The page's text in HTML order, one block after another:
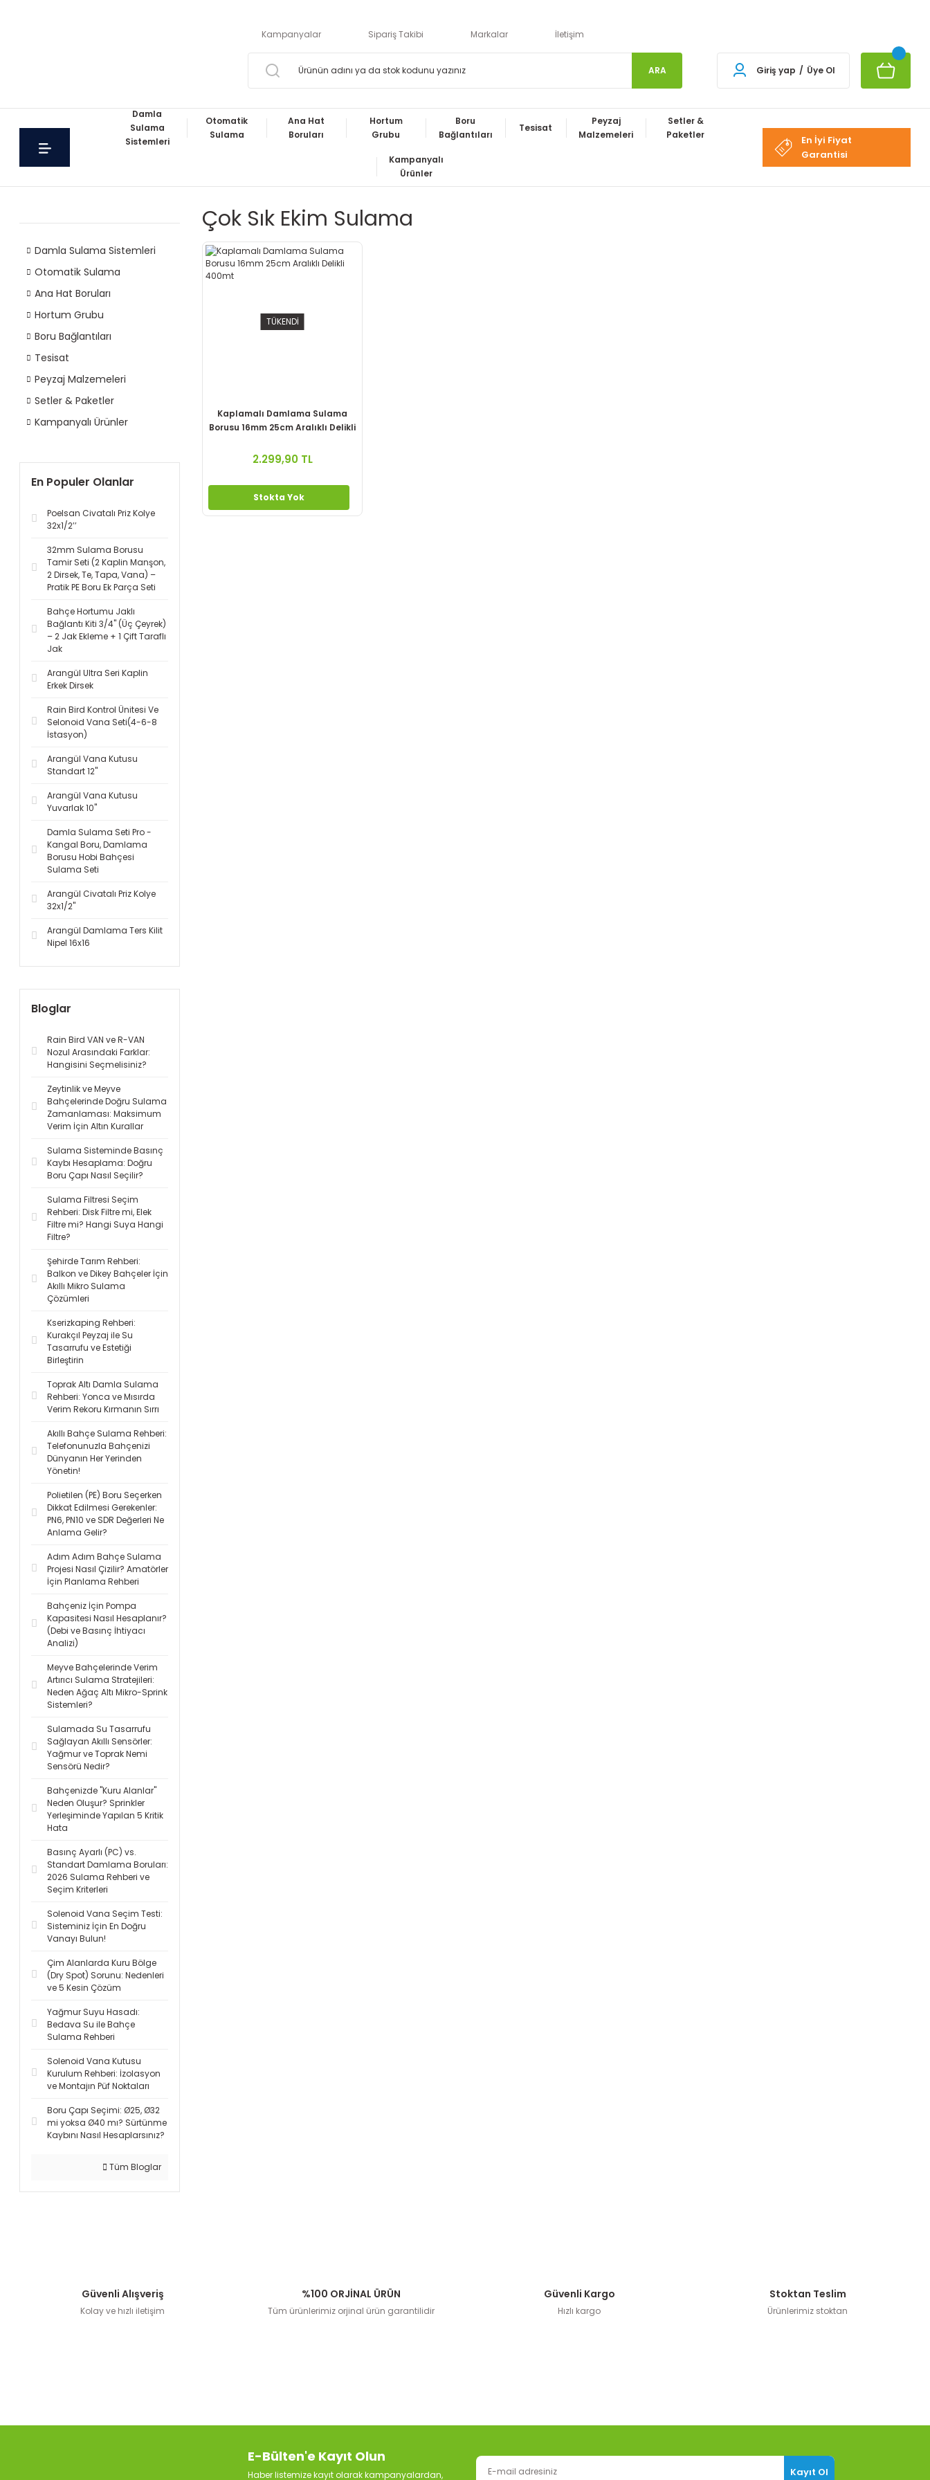
Kampanyalar Sipariş Takibi Markalar İletişim
ARA Giriş yap / Üye Ol
Damla
Sulama
Sistemleri
Otomatik
Sulama
Ana Hat
Boruları
Hortum
Grubu
Boru
Bağlantıları
Tesisat
Peyzaj
Malzemeleri
Setler &
Paketler
Kampanyalı
Ürünler
En İyi Fiyat
Garantisi
Damla Sulama Sistemleri
Otomatik Sulama
Ana Hat Boruları
Hortum Grubu
Boru Bağlantıları
Tesisat
Peyzaj Malzemeleri
Setler & Paketler
Kampanyalı Ürünler
En Populer Olanlar
Poelsan Civatalı Priz Kolye
32x1/2’’
32mm Sulama Borusu
Tamir Seti (2 Kaplin Manşon,
2 Dirsek, Te, Tapa, Vana) –
Pratik PE Boru Ek Parça Seti
Bahçe Hortumu Jaklı
Bağlantı Kiti 3/4'' (Üç Çeyrek)
– 2 Jak Ekleme + 1 Çift Taraflı
Jak
Arangül Ultra Seri Kaplin
Erkek Dirsek
Rain Bird Kontrol Ünitesi Ve
Selonoid Vana Seti(4-6-8
İstasyon)
Arangül Vana Kutusu
Standart 12''
Arangül Vana Kutusu
Yuvarlak 10''
Damla Sulama Seti Pro -
Kangal Boru, Damlama
Borusu Hobi Bahçesi
Sulama Seti
Arangül Civatalı Priz Kolye
32x1/2''
Arangül Damlama Ters Kilit
Nipel 16x16
Bloglar
Rain Bird VAN ve R-VAN
Nozul Arasındaki Farklar:
Hangisini Seçmelisiniz?
Zeytinlik ve Meyve
Bahçelerinde Doğru Sulama
Zamanlaması: Maksimum
Verim İçin Altın Kurallar
Sulama Sisteminde Basınç
Kaybı Hesaplama: Doğru
Boru Çapı Nasıl Seçilir?
Sulama Filtresi Seçim
Rehberi: Disk Filtre mi, Elek
Filtre mi? Hangi Suya Hangi
Filtre?
Şehirde Tarım Rehberi:
Balkon ve Dikey Bahçeler İçin
Akıllı Mikro Sulama
Çözümleri
Kserizkaping Rehberi:
Kurakçıl Peyzaj ile Su
Tasarrufu ve Estetiği
Birleştirin
Toprak Altı Damla Sulama
Rehberi: Yonca ve Mısırda
Verim Rekoru Kırmanın Sırrı
Akıllı Bahçe Sulama Rehberi:
Telefonunuzla Bahçenizi
Dünyanın Her Yerinden
Yönetin!
Polietilen (PE) Boru Seçerken
Dikkat Edilmesi Gerekenler:
PN6, PN10 ve SDR Değerleri Ne
Anlama Gelir?
Adım Adım Bahçe Sulama
Projesi Nasıl Çizilir? Amatörler
İçin Planlama Rehberi
Bahçeniz İçin Pompa
Kapasitesi Nasıl Hesaplanır?
(Debi ve Basınç İhtiyacı
Analizi)
Meyve Bahçelerinde Verim
Artırıcı Sulama Stratejileri:
Neden Ağaç Altı Mikro-Sprink
Sistemleri?
Sulamada Su Tasarrufu
Sağlayan Akıllı Sensörler:
Yağmur ve Toprak Nemi
Sensörü Nedir?
Bahçenizde "Kuru Alanlar"
Neden Oluşur? Sprinkler
Yerleşiminde Yapılan 5 Kritik
Hata
Basınç Ayarlı (PC) vs.
Standart Damlama Boruları:
2026 Sulama Rehberi ve
Seçim Kriterleri
Solenoid Vana Seçim Testi:
Sisteminiz İçin En Doğru
Vanayı Bulun!
Çim Alanlarda Kuru Bölge
(Dry Spot) Sorunu: Nedenleri
ve 5 Kesin Çözüm
Yağmur Suyu Hasadı:
Bedava Su ile Bahçe
Sulama Rehberi
Solenoid Vana Kutusu
Kurulum Rehberi: İzolasyon
ve Montajın Püf Noktaları
Boru Çapı Seçimi: Ø25, Ø32
mi yoksa Ø40 mı? Sürtünme
Kaybını Nasıl Hesaplarsınız?
Tüm Bloglar
Çok Sık Ekim Sulama
TÜKENDİ
Kaplamalı Damlama Sulama
Borusu 16mm 25cm Aralıklı Delikli
2.299,90 TL
Stokta Yok
Güvenli Alışveriş
Kolay ve hızlı iletişim
%100 ORJİNAL ÜRÜN
Tüm ürünlerimiz orjinal ürün garantilidir
Güvenli Kargo
Hızlı kargo
Stoktan Teslim
Ürünlerimiz stoktan
E-Bülten'e Kayıt Olun
Haber listemize kayıt olarak kampanyalardan, Kayıt Ol